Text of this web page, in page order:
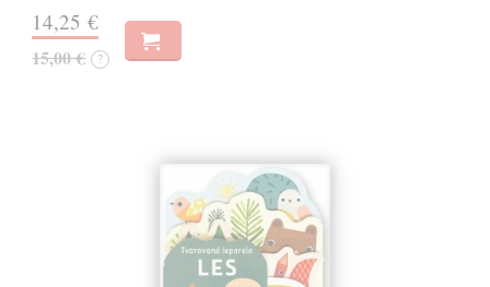
14,25 €
15,00 € ?